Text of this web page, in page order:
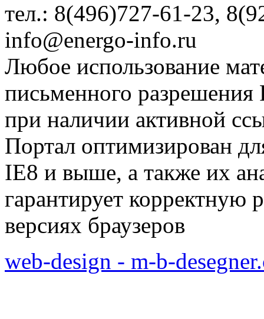
тел.: 8(496)727-61-23,
info@energo-info.ru
Любое использование
письменного разрешения
при наличии активной
Портал оптимизирован
IE8 и выше, а также их
гарантирует корректную
версиях браузеров
web-design - m-b-